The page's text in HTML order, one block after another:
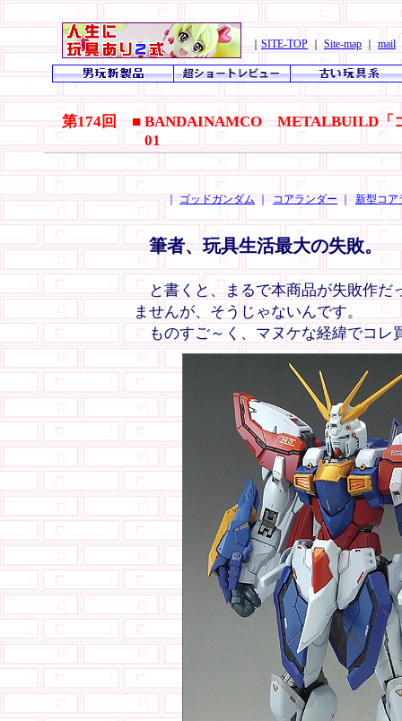
SITE-TOP Site-map mail
第174回 ■ BANDAINAMCO METALBUILD「
01
｜ゴッドガンダム｜ コアランダー｜ 新型コア
筆者、玩具生活最大の失敗。
と書くと、まるで本商品が失敗作
ませんが、そうじゃないんです。
ものすご～く、マヌケな経緯でコレ